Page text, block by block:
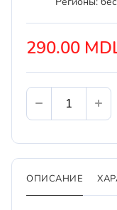
290.00
ОПИСАНИЕ